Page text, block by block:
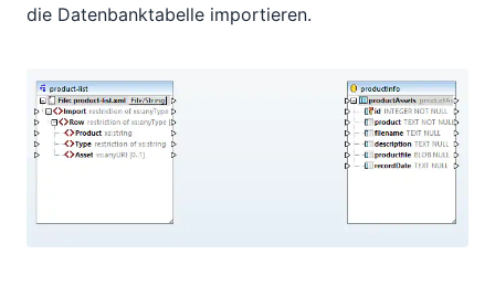
die Datenbanktabelle importieren.